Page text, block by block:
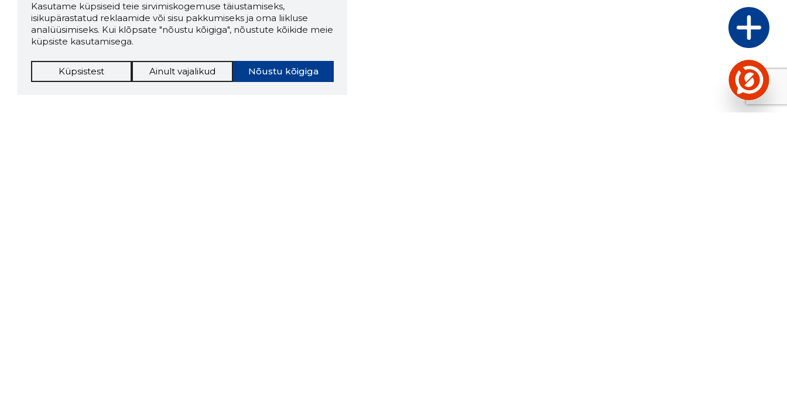
Kasutame küpsiseid teie sirvimiskogemuse täiustamiseks,
isikupärastatud reklaamide või sisu pakkumiseks ja oma liikluse
analüüsimiseks. Kui klõpsate "nõustu kõigiga", nõustute kõikide meie
küpsiste kasutamisega.
Nõustu kõigiga
Küpsistest Ainult vajalikud